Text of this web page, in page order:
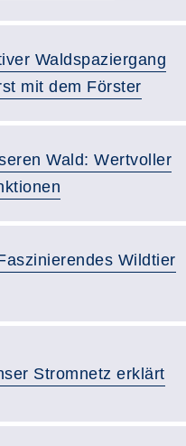
Waldspaziergang
mit dem Förster
Wald: Wertvoller
Wildtier
Stromnetz erklärt